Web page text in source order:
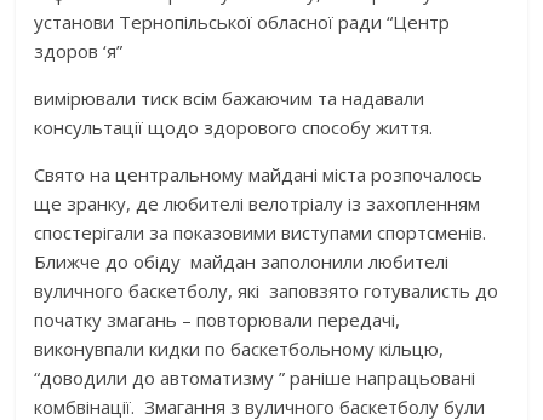
установи Тернопільської обласної ради “Центр
здоров ‘я”
вимірювали тиск всім бажаючим та надавали
консультації щодо здорового способу життя.
Свято на центральному майдані міста розпочалось
ще зранку, де любителі велотріалу із захопленням
спостерігали за показовими виступами спортсменів.
Ближче до обіду майдан заполонили любителі
вуличного баскетболу, які заповзято готувалисть до
початку змагань – повторювали передачі,
виконувпали кидки по баскетбольному кільцю,
“доводили до автоматизму ” раніше напрацьовані
комбвінації. Змагання з вуличного баскетболу були